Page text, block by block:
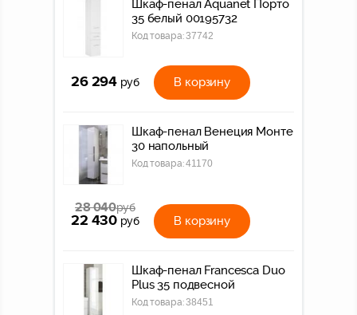
Шкаф-пенал Aquanet Порто
35 белый 00195732
Код товара:37742
26 294 руб В корзину
Шкаф-пенал Венеция Монте
30 напольный
Код товара:41170
28 040руб
22 430 руб В корзину
Шкаф-пенал Francesca Duo
Plus 35 подвесной
Код товара:38451